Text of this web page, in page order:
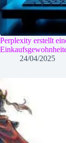
Perplexity erstellt
24/04/2025